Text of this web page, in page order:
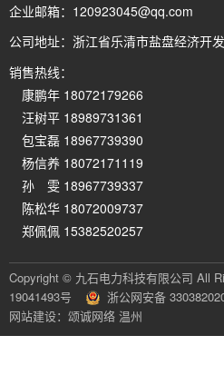
企业邮箱： 120923045@qq.com
公司地址： 浙江省乐清市盐盘经济开
销售热线：
康鹏年 18072179266
汪树平 18989731361
包宝磊 18967739390
杨信养 18072171119
孙 雯 18967739337
陈松华 18072009737
郑佩佩 15382520257
Copyright © 九石电力科技有限公司 All
19041493号
浙公网安备
网站建设：颂诚网络 温州